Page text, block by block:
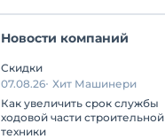
Новости компаний
Скидки
07.08.26 Хит Машинери
Как увеличить срок службы
ходовой части строительной
техники